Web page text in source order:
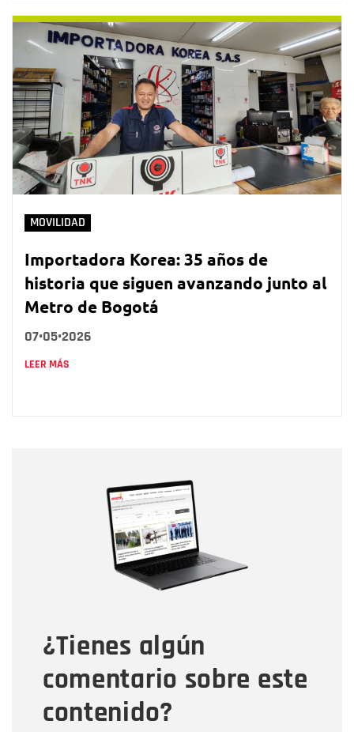
MOVILIDAD
Importadora Korea: 35 años de
historia que siguen avanzando junto al
Metro de Bogotá
07•05•2026
LEER MÁS
¿Tienes algún
comentario sobre este
contenido?
Correo electrónico
Tipo de comentario
Mensaje